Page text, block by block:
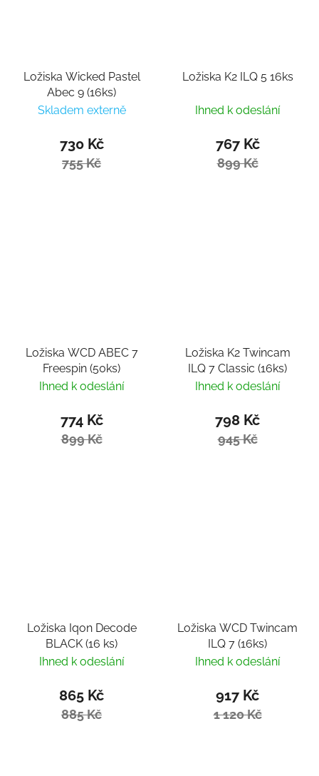
Ložiska Wicked Pastel
Abec 9 (16ks)
Skladem externě
730 Kč
755 Kč
Ložiska K2 ILQ 5 16ks
Ihned k odeslání
767 Kč
899 Kč
Ložiska WCD ABEC 7
Freespin (50ks)
Ihned k odeslání
774 Kč
899 Kč
Ložiska K2 Twincam
ILQ 7 Classic (16ks)
Ihned k odeslání
798 Kč
945 Kč
Ložiska Iqon Decode
BLACK (16 ks)
Ihned k odeslání
865 Kč
885 Kč
Ložiska WCD Twincam
ILQ 7 (16ks)
Ihned k odeslání
917 Kč
1 120 Kč